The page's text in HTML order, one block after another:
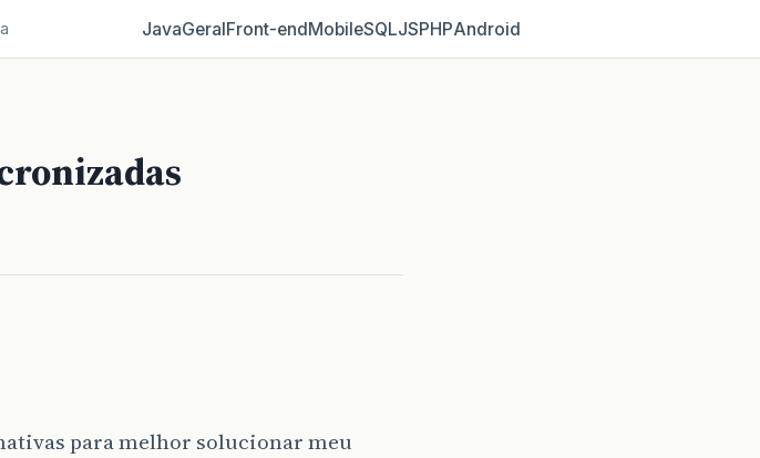
JavaGeralFront‑endMobileSQLJSPHPAndroid
para melhor solucionar meu